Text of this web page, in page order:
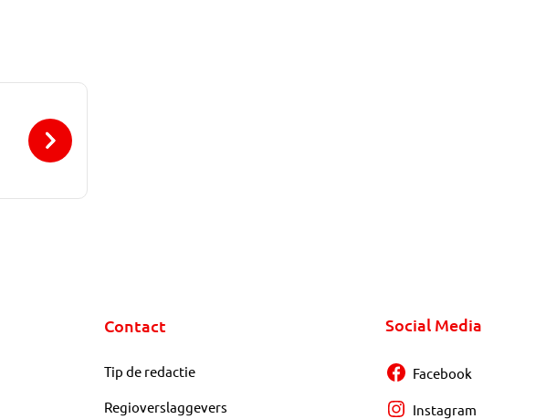
Contact
Tip de redactie
Regioverslaggevers
Social Media
Facebook
Instagram